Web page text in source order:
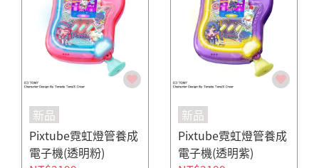
新品
Pixtube霓虹燈管養成
電子機(透明粉)
新品
Pixtube霓虹燈管養成
電子機(透明紫)